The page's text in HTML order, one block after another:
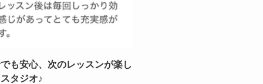
も安心、次のレッスンが楽し
タジオ♪